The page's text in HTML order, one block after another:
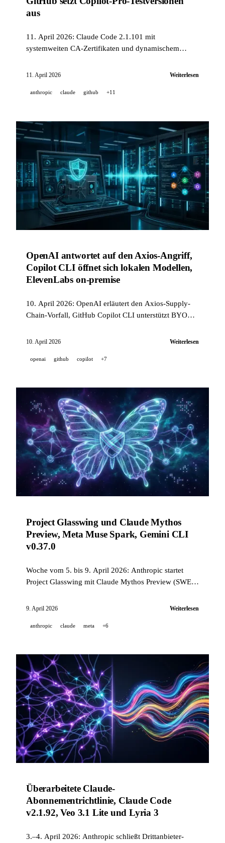
aus
11. April 2026: Claude Code 2.1.101 mit
systemweiten CA-Zertifikaten und dynamischem
GitHub setzt Copilot-Pro-Testversionen wegen
Cron Jobs hinzu.
11. April 2026 Weiterlesen
anthropic claude github +11
OpenAI antwortet auf den Axios-Angriff,
Copilot CLI öffnet sich lokalen Modellen,
ElevenLabs on-premise
10. April 2026: OpenAI erläutert den Axios-Supply-
Chain-Vorfall, GitHub Copilot CLI unterstützt BYOK
Sprach-KI on-premise und on-device aus.
10. April 2026 Weiterlesen
openai github copilot +7
Project Glasswing und Claude Mythos
Preview, Meta Muse Spark, Gemini CLI
v0.37.0
Woche vom 5. bis 9. April 2026: Anthropic startet
Project Glasswing mit Claude Mythos Preview (SWE-
CLI v0.37.0, Stability AI Brand Studio und mehr.
9. April 2026 Weiterlesen
anthropic claude meta +6
Überarbeitete Claude-
Abonnementrichtlinie, Claude Code
v2.1.92, Veo 3.1 Lite und Lyria 3
3.–4. April 2026: Anthropic schließt Drittanbieter-